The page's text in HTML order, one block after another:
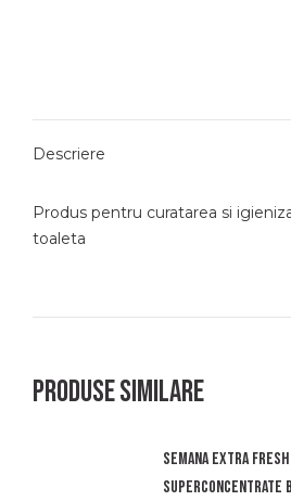
Descriere
Produs pentru curatarea si
toaleta
Produse similare
Semana extra
superconcentrate